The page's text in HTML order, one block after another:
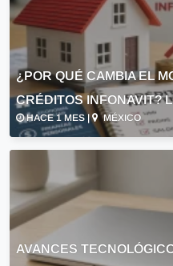
¿POR QUÉ CAMBIA EL
CRÉDITOS INFONAVIT?
HACE 1 MES | MÉXICO
AVANCES